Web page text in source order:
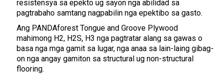
resistensya sa epekto ug sayon ​​​​nga abilidad sa
pagtrabaho samtang nagpabilin nga epektibo sa gasto.
Ang PANDAforest Tongue and Groove Plywood
mahimong H2, H2S, H3 nga pagtratar alang sa gawas o
basa nga mga gamit sa lugar, nga anaa sa lain-laing gibag-
on nga angay gamiton sa structural ug non-structural
flooring.